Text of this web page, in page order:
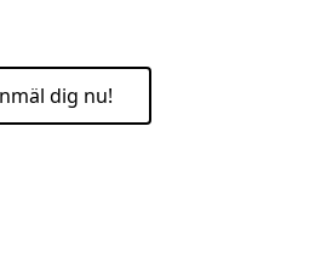
dig nu!